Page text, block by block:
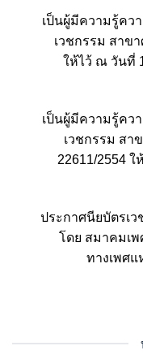
เป็นผู้มีความรู้คว
เวชกรรม สาข
ให้ไว้ ณ วันที่
เป็นผู้มีความรู้คว
เวชกรรม สา
22611/2554
ประกาศนียบัตรเว
โดย สมาคมเ
ทางเพศแ